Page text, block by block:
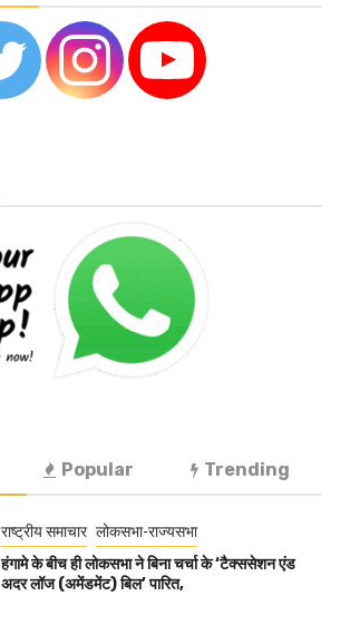
Popular Trending
राष्ट्रीय समाचार लोकसभा-राज्यसभा
हंगामे के बीच ही लोकसभा ने बिना चर्चा के ‘टैक्ससेशन एंड
अदर लॉज (अमेंडमेंट) बिल’ पारित,